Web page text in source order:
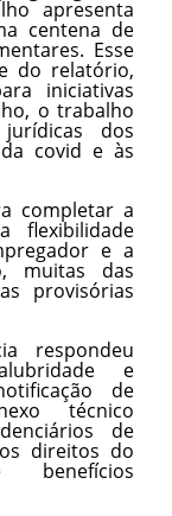
apresenta
centena de
Esse
do relatório,
iniciativas
o trabalho
dos
covid e às
completar a
flexibilidade
e a
muitas das
provisórias
respondeu
e
de
técnico
de
direitos do
benefícios